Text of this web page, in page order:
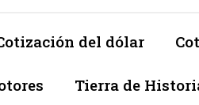
del dólar
Tierra de